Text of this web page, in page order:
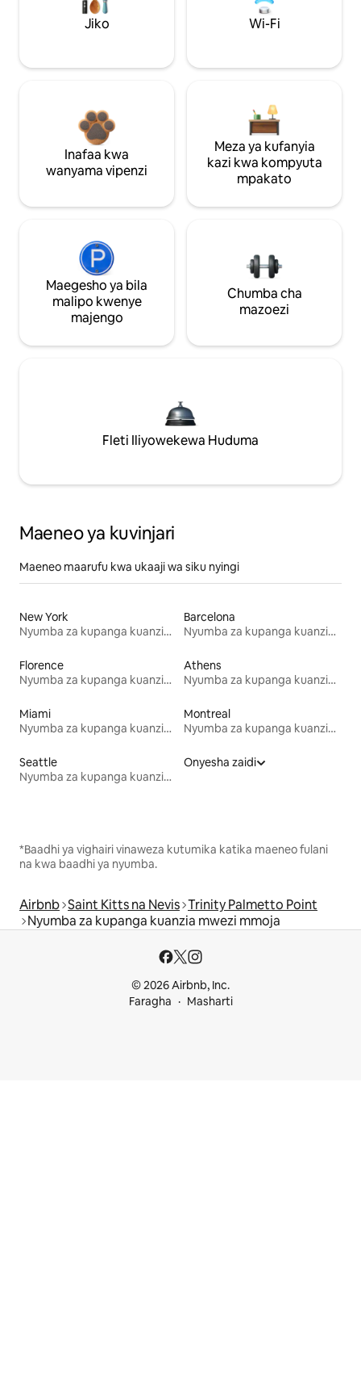
Jiko Wi-Fi
Inafaa kwa
wanyama vipenzi
Meza ya kufanyia
kazi kwa kompyuta
mpakato
Maegesho ya bila
malipo kwenye
majengo
Chumba cha
mazoezi
Fleti Iliyowekewa Huduma
Maeneo ya kuvinjari
Maeneo maarufu kwa ukaaji wa siku nyingi
New York
Nyumba za kupanga kuanzia mwezi mmoja
Barcelona
Nyumba za kupanga kuanzia mwezi mmoja
Florence
Nyumba za kupanga kuanzia mwezi mmoja
Athens
Nyumba za kupanga kuanzia mwezi mmoja
Miami
Nyumba za kupanga kuanzia mwezi mmoja
Montreal
Nyumba za kupanga kuanzia mwezi mmoja
Seattle
Nyumba za kupanga kuanzia mwezi mmoja
Onyesha zaidi
*Baadhi ya vighairi vinaweza kutumika katika maeneo fulani
na kwa baadhi ya nyumba.
Airbnb Saint Kitts na Nevis Trinity Palmetto Point
Nyumba za kupanga kuanzia mwezi mmoja
© 2026 Airbnb, Inc.
Faragha
Masharti